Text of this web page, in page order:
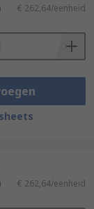
€ 262,64/eenheid
€ 262,64/eenheid